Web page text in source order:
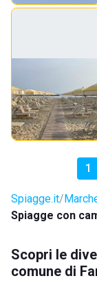
1
Spiagge.it
Spiagge con
Scopri le
comune di